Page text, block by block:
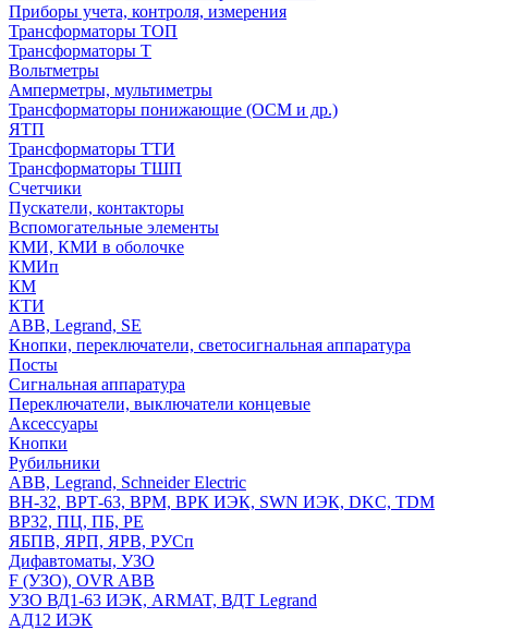
Приборы учета, контроля, измерения
Трансформаторы ТОП
Трансформаторы Т
Вольтметры
Амперметры, мультиметры
Трансформаторы понижающие (ОСМ и др.)
ЯТП
Трансформаторы ТТИ
Трансформаторы ТШП
Счетчики
Пускатели, контакторы
Вспомогательные элементы
КМИ, КМИ в оболочке
КМИп
КМ
КТИ
ABB, Legrand, SE
Кнопки, переключатели, светосигнальная аппаратура
Посты
Cигнальная аппаратура
Переключатели, выключатели концевые
Аксессуары
Кнопки
Рубильники
ABB, Legrand, Schneider Electric
ВН-32, ВРТ-63, ВРМ, ВРК ИЭК, SWN ИЭК, DKC, TDM
ВР32, ПЦ, ПБ, РЕ
ЯБПВ, ЯРП, ЯРВ, РУСп
Дифавтоматы, УЗО
F (УЗО), OVR ABB
УЗО ВД1-63 ИЭК, ARMAT, ВДТ Legrand
АД12 ИЭК